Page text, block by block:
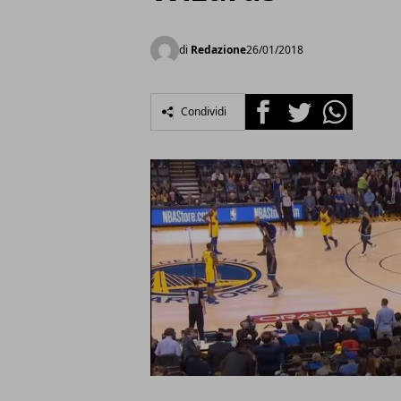
di Redazione26/01/2018
Condividi FacebookTwitterWhatsapp